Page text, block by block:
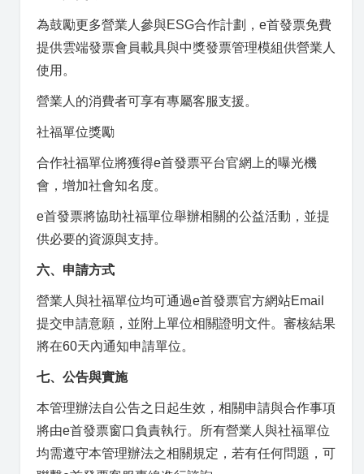
為鼓勵更多營業人參與ESG合作計劃，e首發票免費
提供雲端發票會員載具與中獎發票管理模組供營業人
使用。
營業人的消費者可享有專屬客服支援。
社福單位獎勵
合作社福單位將獲得e首發票平台官網上的曝光機
會，增加社會知名度。
e首發票將協助社福單位舉辦相關的公益活動，並提
供必要的資源與支持。
六、申請方式
營業人與社福單位均可通過e首發票官方網站Email
提交申請意願，並附上單位相關證明文件。審核結果
將在60天內通知申請單位。
七、公告與實施
本管理辦法自公告之日起生效，相關申請與合作事項
將由e首發票窗口負責執行。所有營業人與社福單位
均需遵守本管理辦法之相關規定，若有任何問題，可